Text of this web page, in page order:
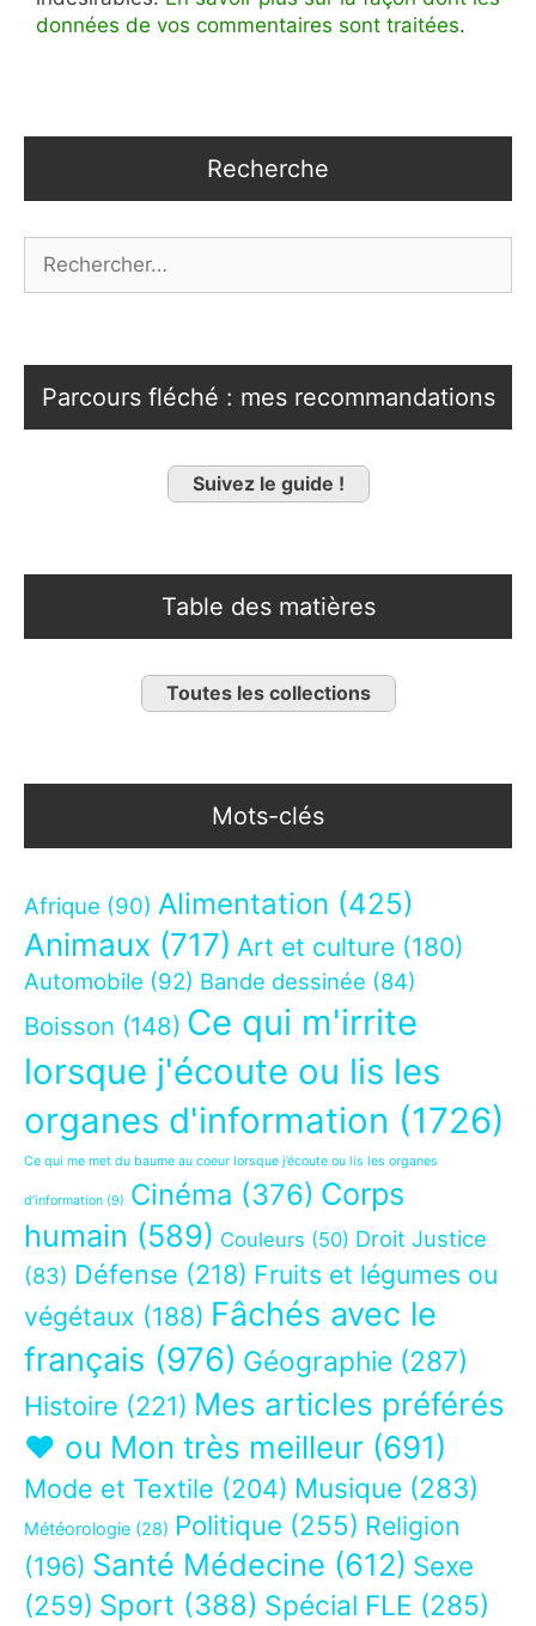
données de vos commentaires sont traitées.
Recherche
Parcours fléché : mes recommandations
Suivez le guide !
Table des matières
Toutes les collections
Mots-clés
Afrique (90) Alimentation (425)
Animaux (717) Art et culture (180)
Automobile (92) Bande dessinée (84)
Boisson (148) Ce qui m'irrite
lorsque j'écoute ou lis les
organes d'information (1726)
Ce qui me met du baume au coeur lorsque j’écoute ou lis les organes
d’information (9) Cinéma (376) Corps
humain (589) Couleurs (50) Droit Justice
(83) Défense (218) Fruits et légumes ou
végétaux (188) Fâchés avec le
français (976) Géographie (287)
Histoire (221) Mes articles préférés
❤ ou Mon très meilleur (691)
Mode et Textile (204) Musique (283)
Météorologie (28) Politique (255) Religion
(196) Santé Médecine (612) Sexe
(259) Sport (388) Spécial FLE (285)